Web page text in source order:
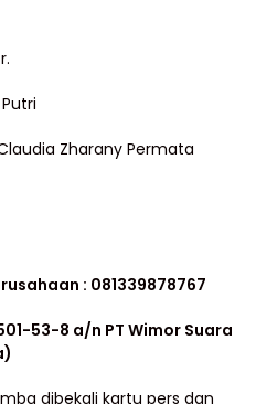
Zharany Permata
: 081339878767
53-8 a/n PT Wimor Suara
dibekali kartu pers dan